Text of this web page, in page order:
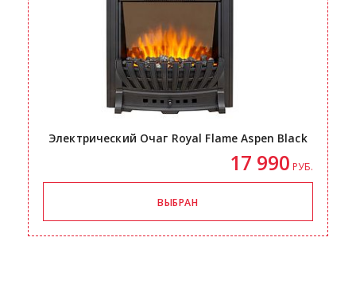
Электрический Очаг Royal Flame Aspen Black
17 990 РУБ.